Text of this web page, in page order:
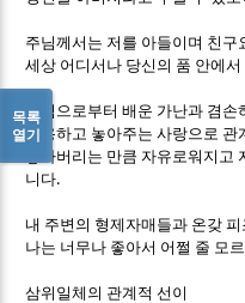
주님께서는 저를 아들이며 친구
세상 어디서나 당신의 품 안에
주님으로부터 배운 가난과 겸손
허용하고 놓아주는 사랑으로 관
놓아버리는 만큼 자유로워지
니다.
내 주변의 형제자매들과 온갖
나는 너무나 좋아서 어쩔 줄 모
삼위일체의 관계적 선이
목록
열기